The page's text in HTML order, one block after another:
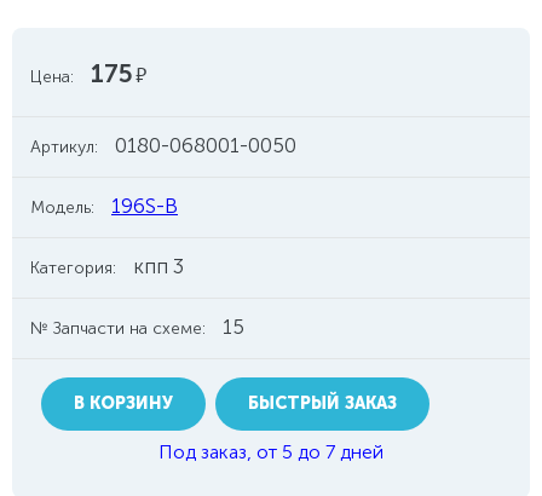
Цена: 175руб.
Артикул: 0180-068001-0050
Модель: 196S-B
Категория: кпп 3
№ Запчасти на схеме: 15
В КОРЗИНУ БЫСТРЫЙ ЗАКАЗ
Под заказ, от 5 до 7 дней